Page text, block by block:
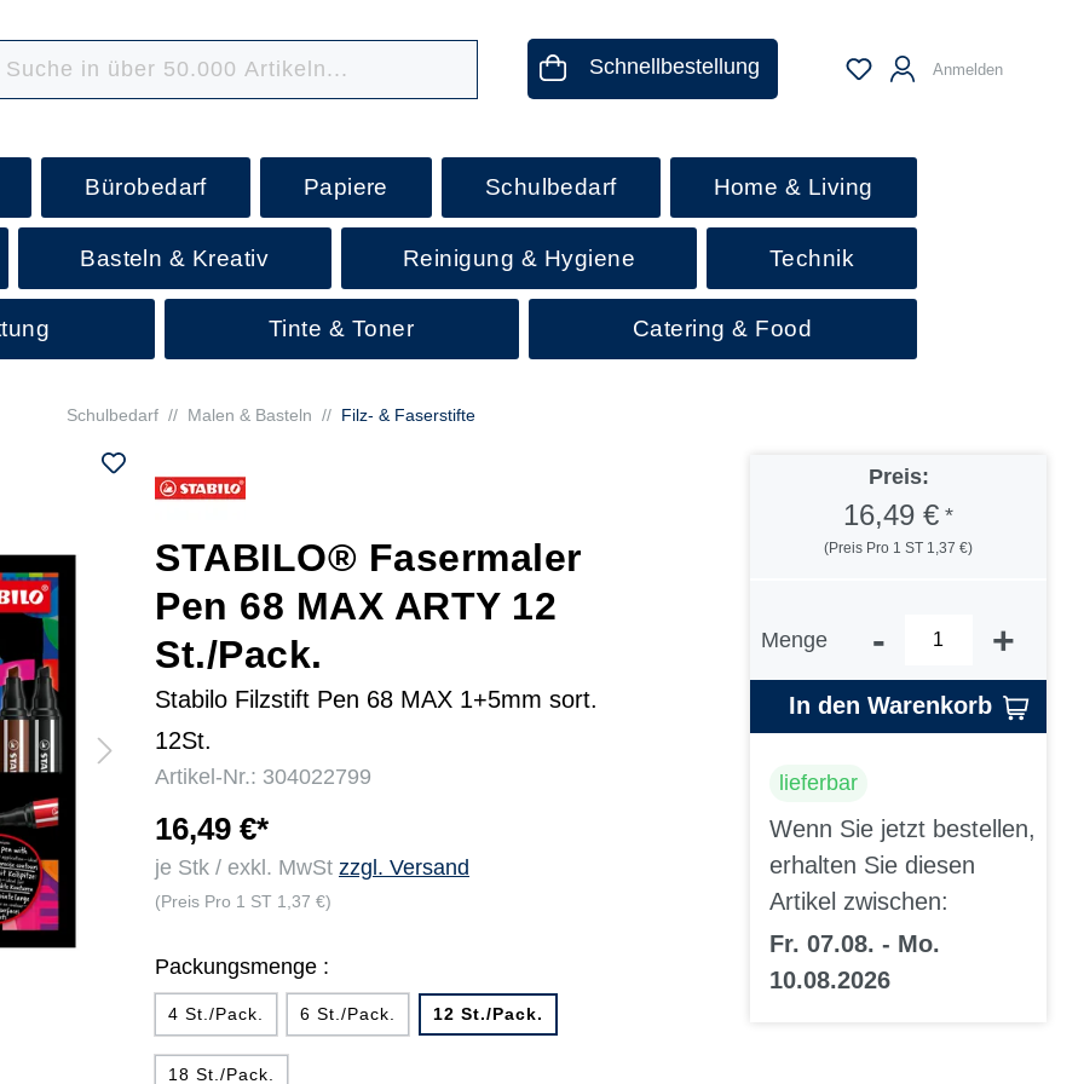
Schnellbestellung Anmelden
Bürobedarf Papiere Schulbedarf Home & Living
Basteln & Kreativ Reinigung & Hygiene Technik
Tinte & Toner Catering & Food
Schulbedarf // Malen & Basteln // Filz- & Faserstifte
STABILO® Fasermaler
Pen 68 MAX ARTY 12
St./Pack.
Stabilo Filzstift Pen 68 MAX 1+5mm sort.
12St.
Artikel-Nr.: 304022799
16,49 €*
je Stk / exkl. MwSt zzgl. Versand
(Preis Pro 1 ST 1,37 €)
Packungsmenge :
4 St./Pack. 6 St./Pack. 12 St./Pack.
18 St./Pack.
Preis:
16,49 € *
(Preis Pro 1 ST 1,37 €)
Menge - +
In den Warenkorb
lieferbar
Wenn Sie jetzt bestellen,
erhalten Sie diesen
Artikel zwischen:
Fr. 07.08. - Mo.
10.08.2026